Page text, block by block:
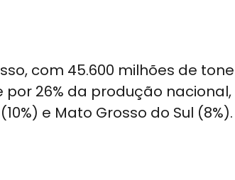
com 45.600 milhões de
por 26% da produção
e Mato Grosso do Sul (8%).